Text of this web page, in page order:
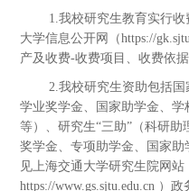
1.我校研究生教育实行收
大学信息公开网（https://
产及收费-收费项目、收费依
2.我校研究生资助包括国
学业奖学金、国家助学金、
等）、研究生“三助”（科研
奖学金、专项助学金、国家
见上海交通大学研究生院网站
https://www.gs.sjtu.edu.cn ）